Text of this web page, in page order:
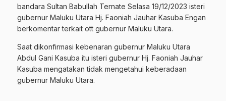
bandara Sultan Babullah Ternate Selasa 19/12/2023 isteri
gubernur Maluku Utara Hj. Faoniah Jauhar Kasuba Engan
berkomentar terkait ott gubernur Maluku Utara.
Saat dikonfirmasi kebenaran gubernur Maluku Utara
Abdul Gani Kasuba itu isteri gubernur Hj. Faoniah Jauhar
Kasuba mengatakan tidak mengetahui keberadaan
gubernur Maluku Utara.